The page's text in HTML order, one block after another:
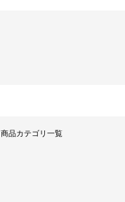
商品カテゴリ一覧